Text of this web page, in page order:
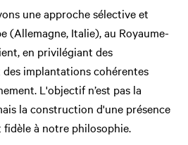
une approche sélective et
(Allemagne, Italie), au Royaume-
en privilégiant des
implantations cohérentes
L'objectif n’est pas la
la construction d'une présence
fidèle à notre philosophie.